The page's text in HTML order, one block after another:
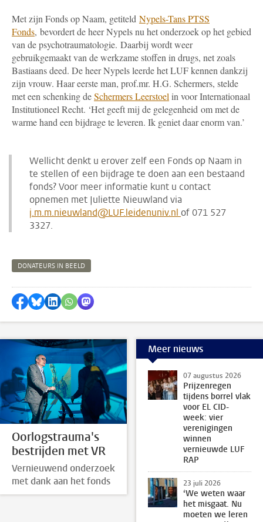
Met zijn Fonds op Naam, getiteld Nypels-Tans PTSS
Fonds, bevordert de heer Nypels nu het onderzoek op het gebied
van de psychotraumatologie. Daarbij wordt weer
gebruikgemaakt van de werkzame stoffen in drugs, net zoals
Bastiaans deed. De heer Nypels leerde het LUF kennen dankzij
zijn vrouw. Haar eerste man, prof.mr. H.G. Schermers, stelde
met een schenking deSchermers Leerstoelin voor Internationaal
Institutioneel Recht. ‘Het geeft mij de gelegenheid om met de
warme hand een bijdrage te leveren. Ik geniet daar enorm van.’
Wellicht denkt u erover zelf een Fonds op Naam in
te stellen of een bijdrage te doen aan een bestaand
fonds? Voor meer informatie kunt u contact
opnemen met Juliette Nieuwland via
j.m.m.nieuwland@LUF.leidenuniv.nl of 071 527
3327.
DONATEURS IN BEELD
Delen op Facebook
Delen via Bluesky
Delen op LinkedIn
Delen via WhatsApp
Delen via Mastodon
Oorlogstrauma's
bestrijden met VR
Vernieuwend onderzoek
met dank aan het fonds
Meer nieuws
07 augustus 2026
Prijzenregen
tijdens borrel vlak
voor EL CID-
week: vier
verenigingen
winnen
vernieuwde LUF
RAP
23 juli 2026
‘We weten waar
het misgaat. Nu
moeten we leren